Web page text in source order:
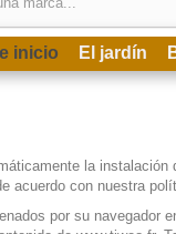
inicio El jardín
la
acuerdo con nuestra
por su navegador